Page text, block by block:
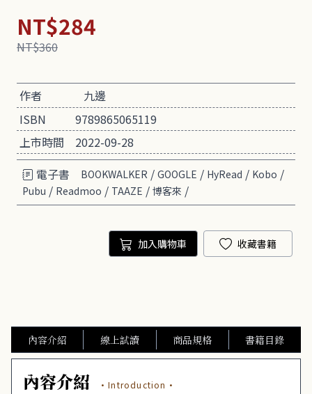
NT$284
NT$360
作者
九邊
ISBN
9789865065119
上市時間
2022-09-28
電子書
BOOKWALKER / GOOGLE / HyRead / Kobo /
Pubu / Readmoo / TAAZE / 博客來 /
加入購物車 收藏書籍
內容介紹 線上試讀 商品規格 書籍目錄
內容介紹 ·Introduction·